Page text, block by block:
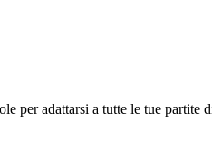
per adattarsi a tutte le tue partite